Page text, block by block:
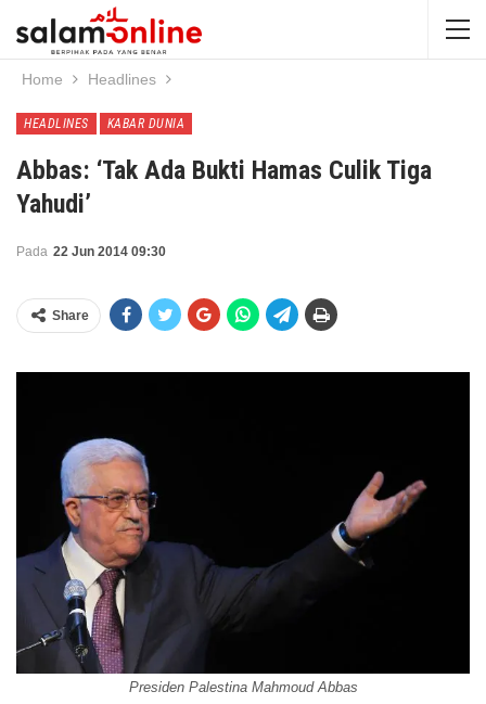
Home Headlines
HEADLINES KABAR DUNIA
Abbas: ‘Tak Ada Bukti Hamas Culik Tiga
Yahudi’
Pada 22 Jun 2014 09:30
Share
Presiden Palestina Mahmoud Abbas